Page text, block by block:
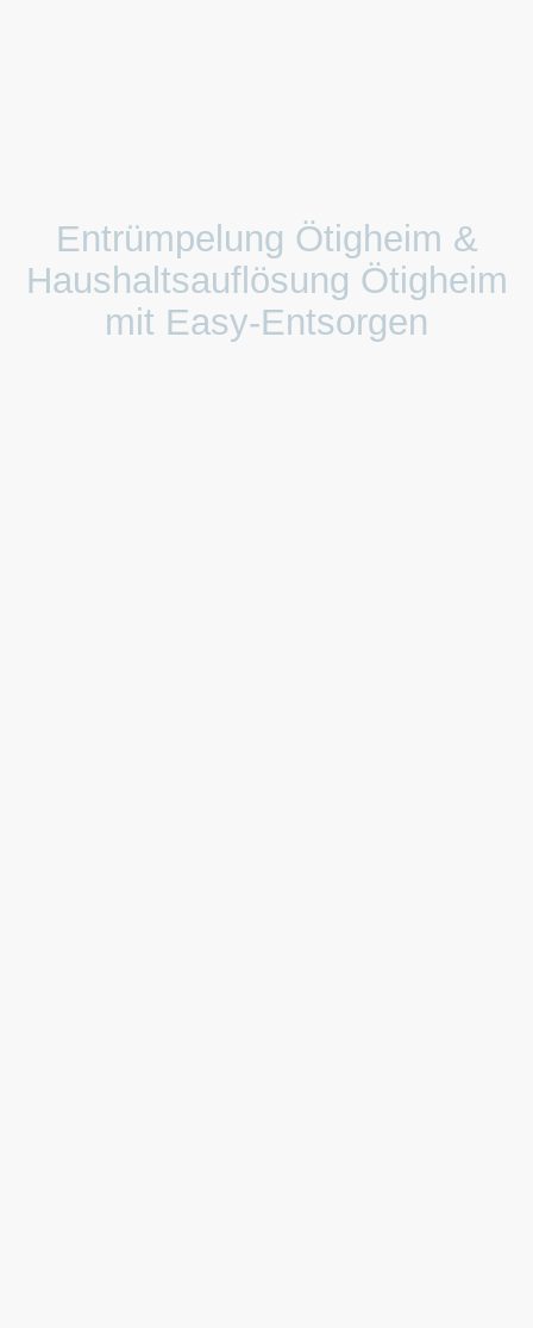
Entrümpelung Ötigheim &
Haushaltsauflösung Ötigheim
mit Easy-Entsorgen